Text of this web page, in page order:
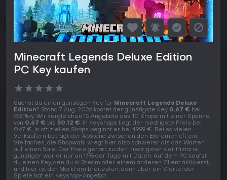
Minecraft Legends Deluxe Edition
PC Key kaufen
★★★★★
Suchst du einen günstigen Key für Minecraft Legends Deluxe
Edition? Stand 7 Aug. 2026 kostet der günstigste Key 0,67 € bei
G2Play. Wir vergleichen 15 Angebote aus 10 Shops mit einer Spanne
von 0,67 € bis 50,12 €. In Keyshops liegt der niedrigste Preis bei
0,67 €, in offiziellen Shops beginnt er bei 49,99 €. Bei so vielen
Verkäufern beträgt der Abstand zwischen den Extremen oft ein
Vielfaches, die Shopwahl wiegt hier also schwerer als das Warten
auf einen Sale. Der Preis gehört zu den niedrigsten der Historie,
günstiger war er nur an 17% der Tage mit Daten. Auf dem PC kaufst
du einen Key, den du in Steam oder einem anderen Client aktivierst,
und hier ist der Markt am breitesten, denn über ein Viertel der
Spiele hat ein Keyshop-Angebot.